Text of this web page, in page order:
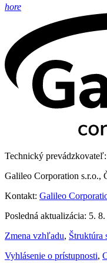
hore
Technický prevádzkovateľ:
Galileo Corporation s.r.o.,
Kontakt: Galileo
Posledná aktualizácia: 5.
Zmena vzhľadu, Štruktúra
Vyhlásenie o prístupnosti,